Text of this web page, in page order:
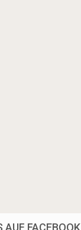
AUF FACEBOOK